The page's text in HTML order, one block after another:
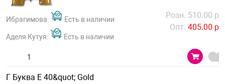
Ибрагимова: Есть в наличии
Аделя Кутуя: Есть в наличии
Розн. 510.00 р
Опт. 405.00 р
Г Буква Е 40&quot; Gold